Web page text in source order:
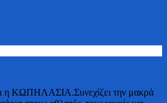
η ΚΩΠΗΛΑΣΙΑ.Συνεχίζει την μακρά